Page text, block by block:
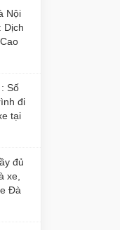
Nội
Dịch
Số
đi
tại
đủ
xe,
Đà